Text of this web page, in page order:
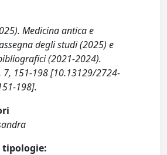
Medicina antica e
degli studi (2025) e
(2021-2024).
7, 151-198 [10.13129/2724-
198].
tipologie: